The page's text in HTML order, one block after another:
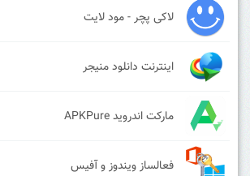
لاکی پچر - مود لایت
اینترنت دانلود منیجر
مارکت اندروید APKPure
فعالساز ویندوز و آفیس